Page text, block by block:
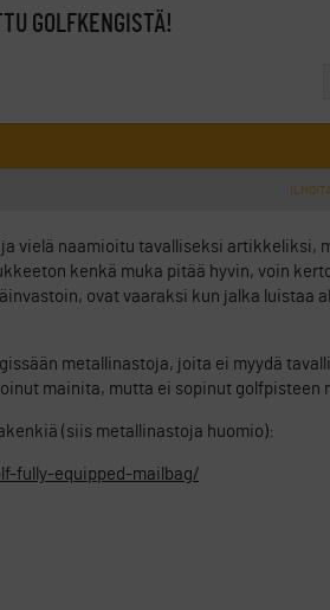
GOLFKENGISTÄ!
vielä naamioitu tavalliseksi artikkeliksi,
kenkä muka pitää hyvin, voin
ovat vaaraksi kun jalka luistaa
metallinastoja, joita ei myydä
mainita, mutta ei sopinut golfpisteen
(siis metallinastoja huomio):
fully-equipped-mailbag/